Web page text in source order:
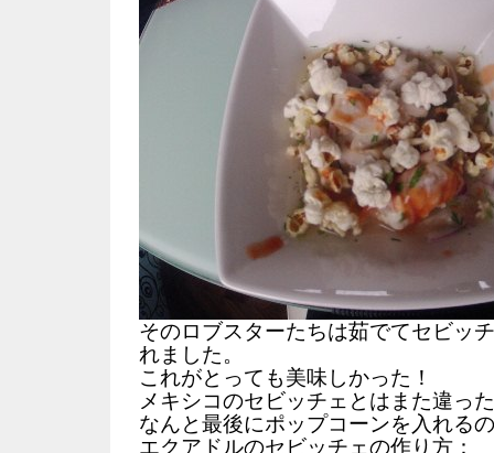
そのロブスターたちは茹でてセビッ
れました。
これがとっても美味しかった！
メキシコのセビッチェとはまた違っ
なんと最後にポップコーンを入れる
エクアドルのセビッチェの作り方：